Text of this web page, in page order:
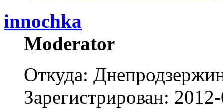
innochka
Moderator
Откуда:
Зарегистрирован: